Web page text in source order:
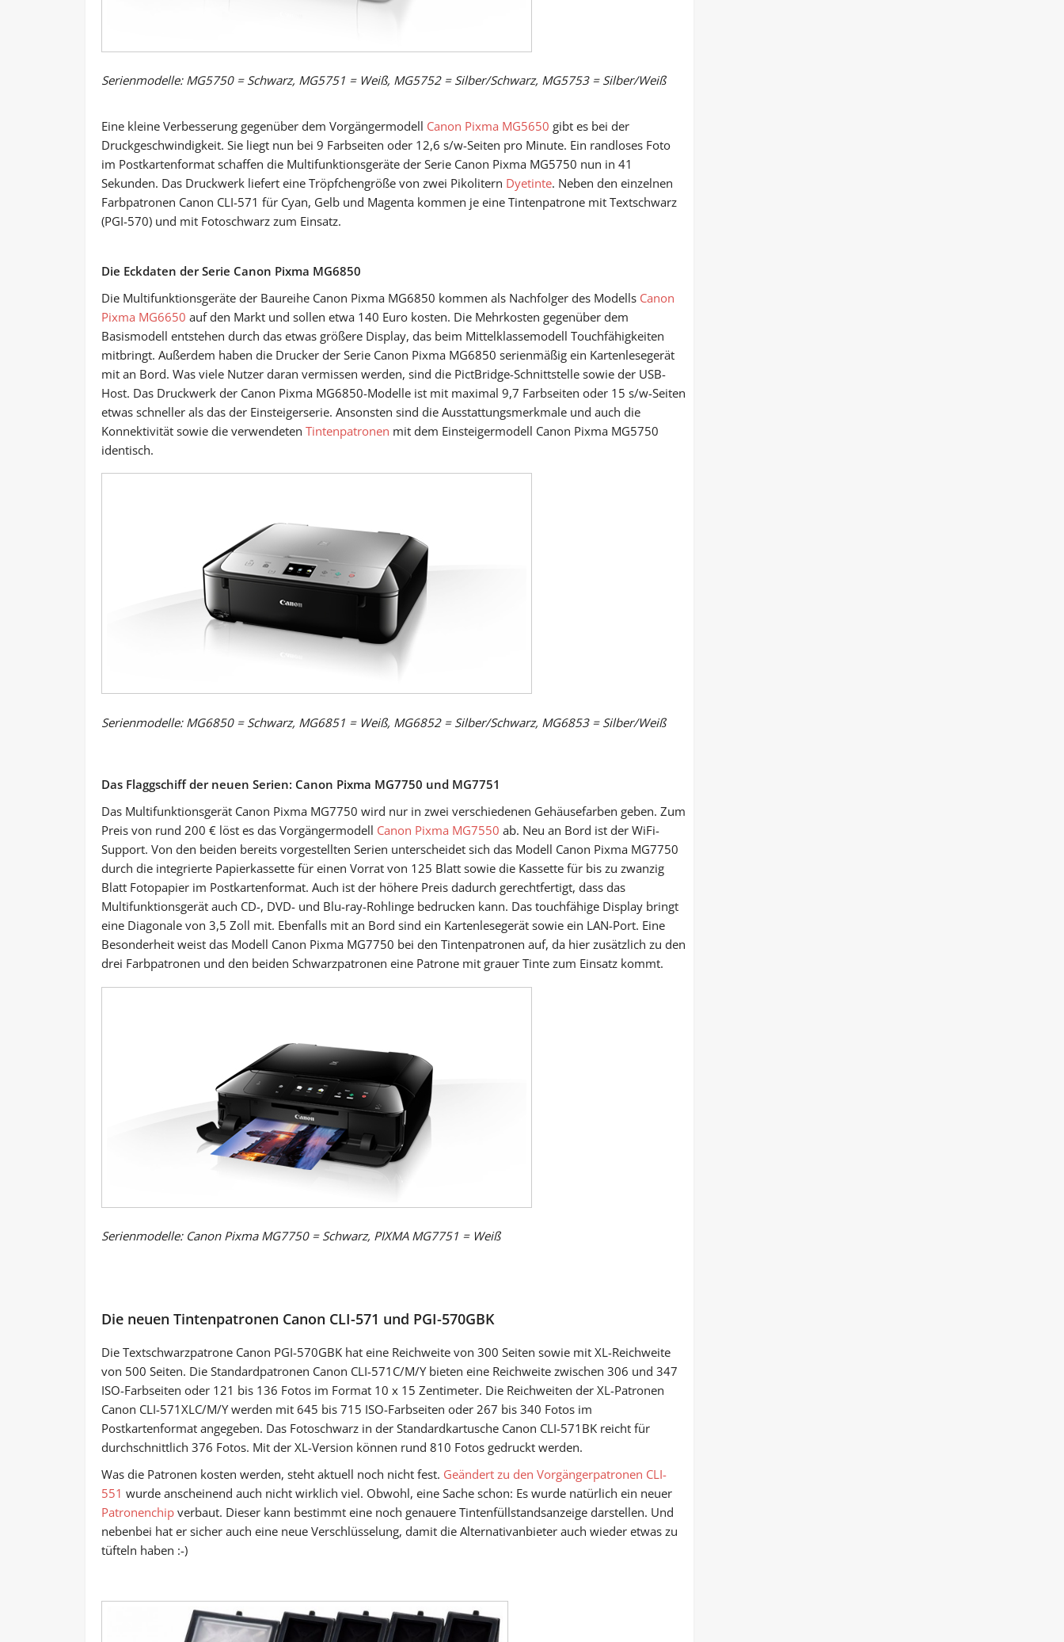
Serienmodelle: MG5750 = Schwarz, MG5751 = Weiß, MG5752 = Silber/Schwarz, MG5753 = Silber/Weiß
Eine kleine Verbesserung gegenüber dem Vorgängermodell Canon Pixma MG5650 gibt es bei der
Druckgeschwindigkeit. Sie liegt nun bei 9 Farbseiten oder 12,6 s/w-Seiten pro Minute. Ein randloses Foto
im Postkartenformat schaffen die Multifunktionsgeräte der Serie Canon Pixma MG5750 nun in 41
Sekunden. Das Druckwerk liefert eine Tröpfchengröße von zwei Pikolitern Dyetinte. Neben den einzelnen
Farbpatronen Canon CLI-571 für Cyan, Gelb und Magenta kommen je eine Tintenpatrone mit Textschwarz
(PGI-570) und mit Fotoschwarz zum Einsatz.
Die Eckdaten der Serie Canon Pixma MG6850
Die Multifunktionsgeräte der Baureihe Canon Pixma MG6850 kommen als Nachfolger des Modells Canon
Pixma MG6650 auf den Markt und sollen etwa 140 Euro kosten. Die Mehrkosten gegenüber dem
Basismodell entstehen durch das etwas größere Display, das beim Mittelklassemodell Touchfähigkeiten
mitbringt. Außerdem haben die Drucker der Serie Canon Pixma MG6850 serienmäßig ein Kartenlesegerät
mit an Bord. Was viele Nutzer daran vermissen werden, sind die PictBridge-Schnittstelle sowie der USB-
Host. Das Druckwerk der Canon Pixma MG6850-Modelle ist mit maximal 9,7 Farbseiten oder 15 s/w-Seiten
etwas schneller als das der Einsteigerserie. Ansonsten sind die Ausstattungsmerkmale und auch die
Konnektivität sowie die verwendeten Tintenpatronen mit dem Einsteigermodell Canon Pixma MG5750
identisch.
Serienmodelle: MG6850 = Schwarz, MG6851 = Weiß, MG6852 = Silber/Schwarz, MG6853 = Silber/Weiß
Das Flaggschiff der neuen Serien: Canon Pixma MG7750 und MG7751
Das Multifunktionsgerät Canon Pixma MG7750 wird nur in zwei verschiedenen Gehäusefarben geben. Zum
Preis von rund 200 € löst es das Vorgängermodell Canon Pixma MG7550 ab. Neu an Bord ist der WiFi-
Support. Von den beiden bereits vorgestellten Serien unterscheidet sich das Modell Canon Pixma MG7750
durch die integrierte Papierkassette für einen Vorrat von 125 Blatt sowie die Kassette für bis zu zwanzig
Blatt Fotopapier im Postkartenformat. Auch ist der höhere Preis dadurch gerechtfertigt, dass das
Multifunktionsgerät auch CD-, DVD- und Blu-ray-Rohlinge bedrucken kann. Das touchfähige Display bringt
eine Diagonale von 3,5 Zoll mit. Ebenfalls mit an Bord sind ein Kartenlesegerät sowie ein LAN-Port. Eine
Besonderheit weist das Modell Canon Pixma MG7750 bei den Tintenpatronen auf, da hier zusätzlich zu den
drei Farbpatronen und den beiden Schwarzpatronen eine Patrone mit grauer Tinte zum Einsatz kommt.
Serienmodelle: Canon Pixma MG7750 = Schwarz, PIXMA MG7751 = Weiß
Die neuen Tintenpatronen Canon CLI-571 und PGI-570GBK
Die Textschwarzpatrone Canon PGI-570GBK hat eine Reichweite von 300 Seiten sowie mit XL-Reichweite
von 500 Seiten. Die Standardpatronen Canon CLI-571C/M/Y bieten eine Reichweite zwischen 306 und 347
ISO-Farbseiten oder 121 bis 136 Fotos im Format 10 x 15 Zentimeter. Die Reichweiten der XL-Patronen
Canon CLI-571XLC/M/Y werden mit 645 bis 715 ISO-Farbseiten oder 267 bis 340 Fotos im
Postkartenformat angegeben. Das Fotoschwarz in der Standardkartusche Canon CLI-571BK reicht für
durchschnittlich 376 Fotos. Mit der XL-Version können rund 810 Fotos gedruckt werden.
Was die Patronen kosten werden, steht aktuell noch nicht fest. Geändert zu den Vorgängerpatronen CLI-
551 wurde anscheinend auch nicht wirklich viel. Obwohl, eine Sache schon: Es wurde natürlich ein neuer
Patronenchip verbaut. Dieser kann bestimmt eine noch genauere Tintenfüllstandsanzeige darstellen. Und
nebenbei hat er sicher auch eine neue Verschlüsselung, damit die Alternativanbieter auch wieder etwas zu
tüfteln haben :-)